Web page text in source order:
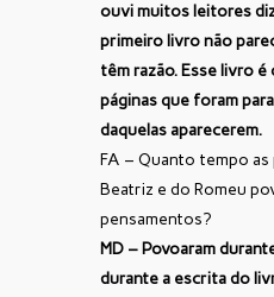
ouvi muitos leitores
primeiro livro não
têm razão. Esse livro
páginas que foram
daquelas aparecerem.
FA – Quanto tempo
Beatriz e do Romeu
pensamentos?
MD – Povoaram
durante a escrita do